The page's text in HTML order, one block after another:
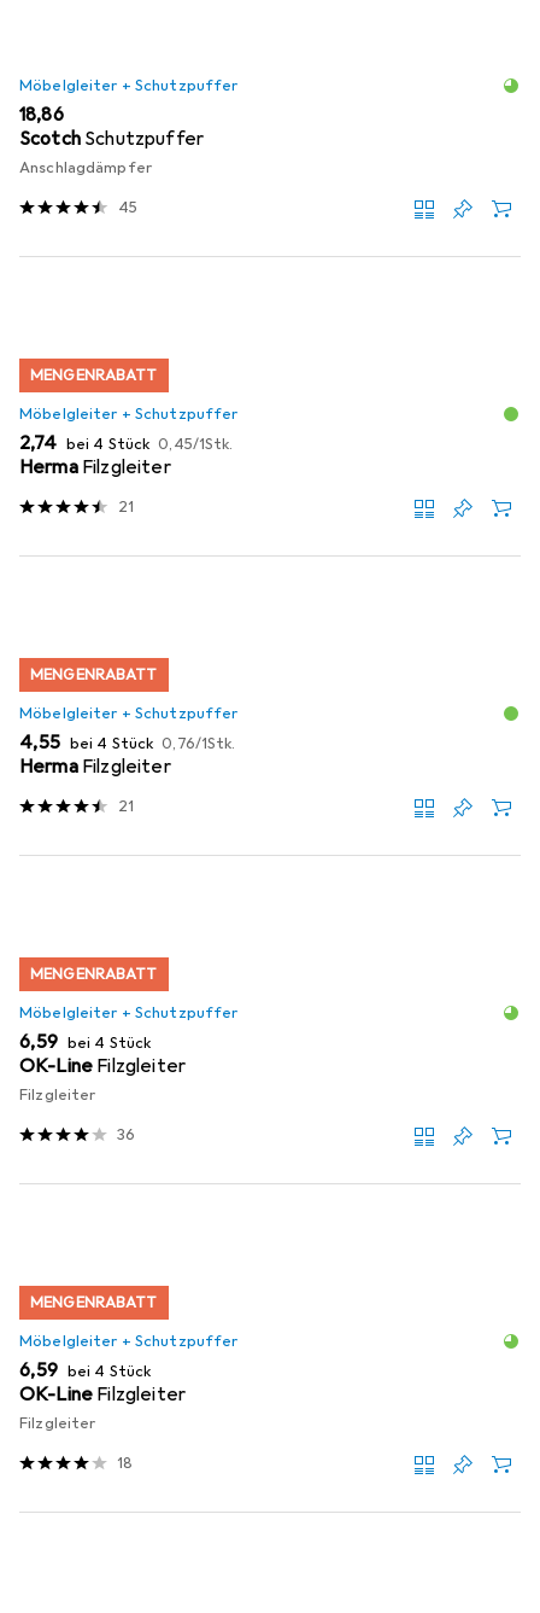
Möbelgleiter + Schutzpuffer
EUR
18,86
Scotch Schutzpuffer
Anschlagdämpfer
45
MENGENRABATT
Möbelgleiter + Schutzpuffer
EUR
2,74 bei 4 Stück EUR
0,45/1Stk.
Herma Filzgleiter
21
MENGENRABATT
Möbelgleiter + Schutzpuffer
EUR
4,55 bei 4 Stück EUR
0,76/1Stk.
Herma Filzgleiter
21
MENGENRABATT
Möbelgleiter + Schutzpuffer
EUR
6,59 bei 4 Stück
OK-Line Filzgleiter
Filzgleiter
36
MENGENRABATT
Möbelgleiter + Schutzpuffer
EUR
6,59 bei 4 Stück
OK-Line Filzgleiter
Filzgleiter
18